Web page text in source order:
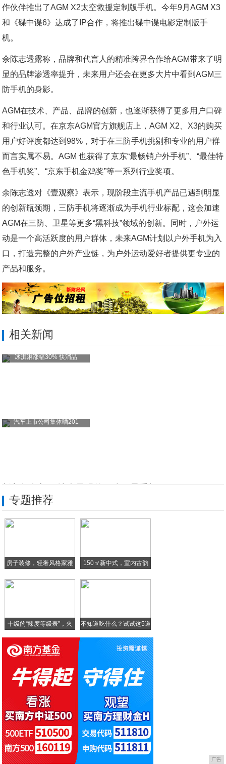
作伙伴推出了AGM X2太空救援定制版手机。今年9月AGM X3
和《碟中谍6》达成了IP合作，将推出碟中谍电影定制版手
机。
余陈志透露称，品牌和代言人的精准跨界合作给AGM带来了明
显的品牌渗透率提升，未来用户还会在更多大片中看到AGM三
防手机的身影。
AGM在技术、产品、品牌的创新，也逐渐获得了更多用户口碑
和行业认可。在京东AGM官方旗舰店上，AGM X2、X3的购买
用户好评度都达到98%，对于在三防手机挑剔和专业的用户群
而言实属不易。AGM 也获得了京东“最畅销户外手机”、“最佳特
色手机奖”、“京东手机金鸡奖”等一系列行业奖项。
余陈志透对《壹观察》表示，现阶段主流手机产品已遇到明显
的创新瓶颈期，三防手机将逐渐成为手机行业标配，这会加速
AGM在三防、卫星等更多“黑科技”领域的创新。同时，户外运
动是一个高活跃度的用户群体，未来AGM计划以户外手机为入
口，打造完整的户外产业链，为户外运动爱好者提供更专业的
产品和服务。
相关新闻
冰淇淋涨幅30% 快消品
汽车上市公司集体晒201
小米“太阳能手机”专利是新蓝海的序幕吗？
日系手机要逆袭？松下推出新机Eluga
专题推荐
房子装修，轻奢风格家雅
150㎡新中式，室内古韵
十级的“辣度等级表”，火 不知道吃什么？试试这5道
广告